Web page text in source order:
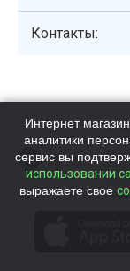
Контакты:
Номер
Интернет
аналитики
сервис вы
использовании
выражаете свое